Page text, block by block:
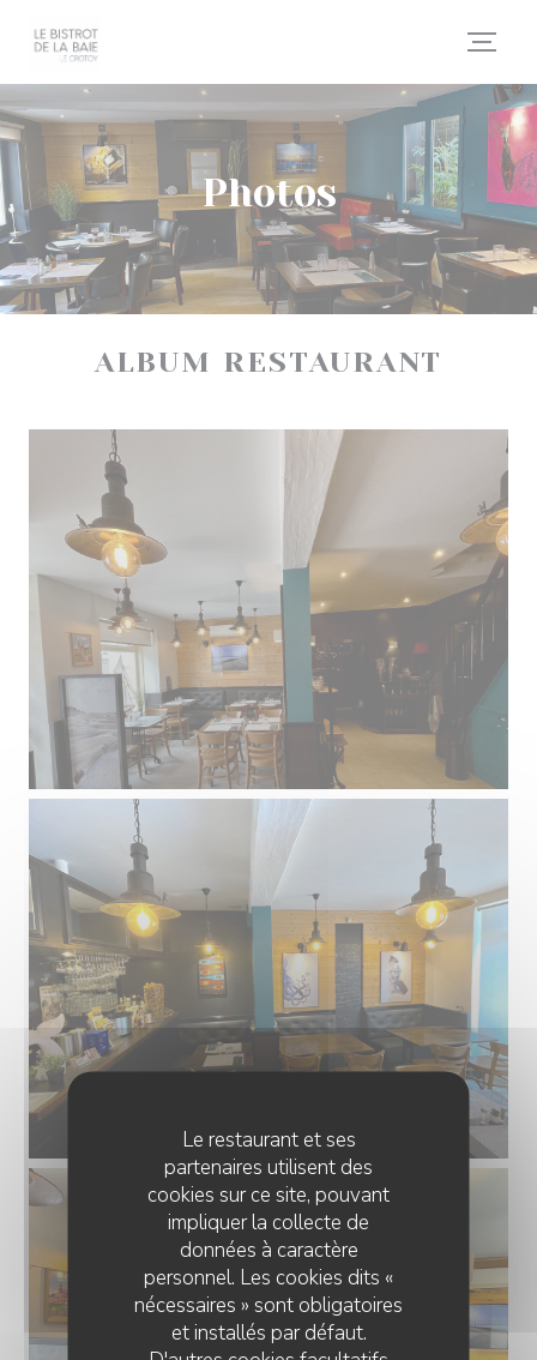
Le restaurant et ses
partenaires utilisent des
cookies sur ce site, pouvant
impliquer la collecte de
données à caractère
personnel. Les cookies dits «
nécessaires » sont obligatoires
et installés par défaut.
Photos
ALBUM RESTAURANT